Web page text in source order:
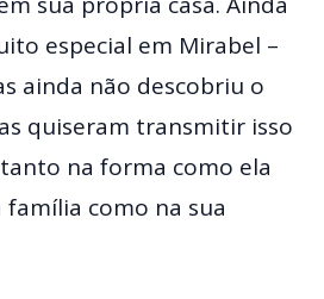
especial em Mirabel –
ainda não descobriu o
quiseram transmitir isso
na forma como ela
como na sua